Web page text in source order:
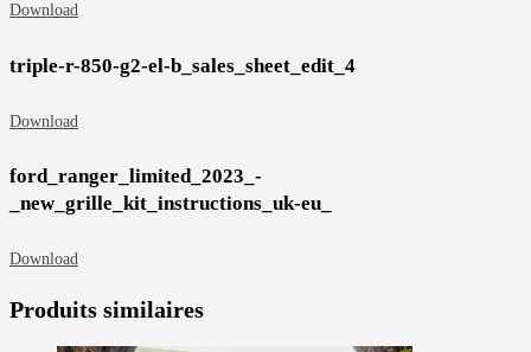
Download
triple-r-850-g2-el-b_sales_sheet_edit_4
Download
ford_ranger_limited_2023_-
_new_grille_kit_instructions_uk-eu_
Download
Produits similaires